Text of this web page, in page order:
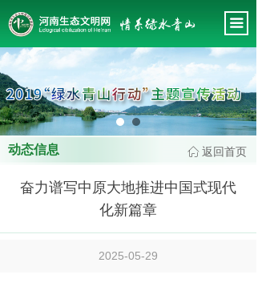
끀
首页
关于我们
会务管理
专题工作
政策法规
会员风采
专家智库
新闻中心
这里有最新的公司动态，这里有最新的网站设计、移
动端设计、网页相关内容与你分享
奋力谱写中原大地推进中国式现代
化新篇章
动态信息 ꀇ 返回首页
2025-05-29